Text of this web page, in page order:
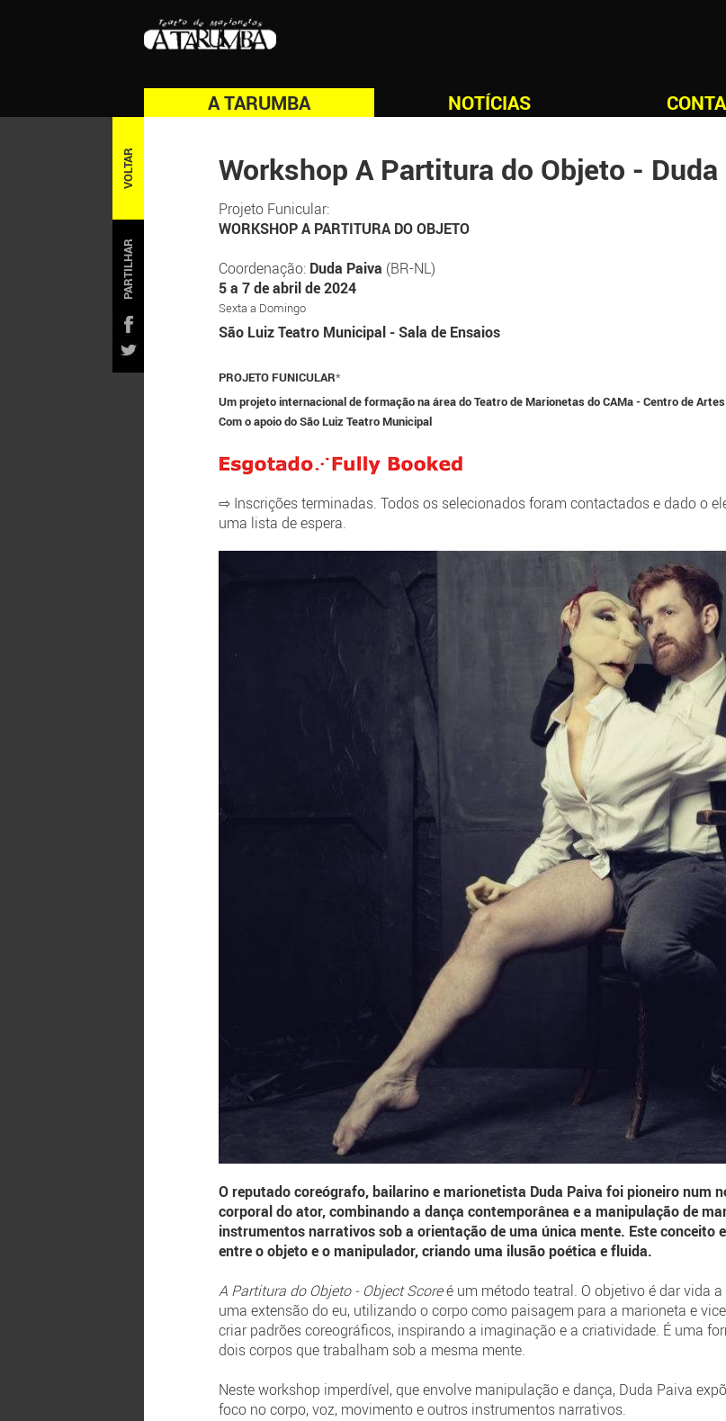
A TARUMBA NOTÍCIAS
VOLTAR
PARTILHAR
Workshop A Partitura do Objeto - Duda
Projeto Funicular:
WORKSHOP A PARTITURA DO OBJETO
Coordenação: Duda Paiva (BR-NL)
5 a 7 de abril de 2024
Sexta a Domingo
São Luiz Teatro Municipal - Sala de Ensaios
PROJETO FUNICULAR*
Um projeto internacional de formação na área do Teatro de Marionetas do CAMa - Centro de
Com o apoio do São Luiz Teatro Municipal
⇨ Inscrições terminadas. Todos os selecionados foram contactados e dado o
uma lista de espera.
O reputado coreógrafo, bailarino e marionetista Duda Paiva foi pioneiro num
corporal do ator, combinando a dança contemporânea e a manipulação de
instrumentos narrativos sob a orientação de uma única mente. Este conceito
entre o objeto e o manipulador, criando uma ilusão poética e fluida.
A Partitura do Objeto - Object Scoreé um método teatral. O objetivo é dar vida
uma extensão do eu, utilizando o corpo como paisagem para a marioneta e
criar padrões coreográficos, inspirando a imaginação e a criatividade. É uma
dois corpos que trabalham sob a mesma mente.
Neste workshop imperdível, que envolve manipulação e dança, Duda Paiva
foco no corpo, voz, movimento e outros instrumentos narrativos.